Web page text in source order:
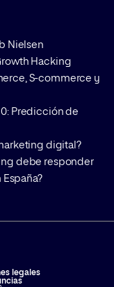
Nielsen
Hacking
S-commerce y
Predicción de
digital?
debe responder
legales